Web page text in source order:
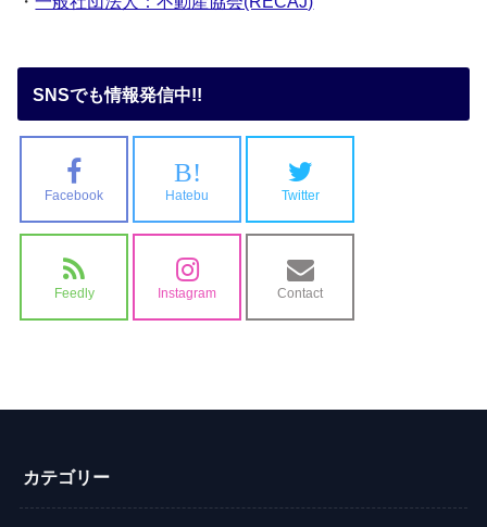
SNSでも情報発信中!!
Facebook
B!
Hatebu Twitter
Feedly Instagram Contact
カテゴリー